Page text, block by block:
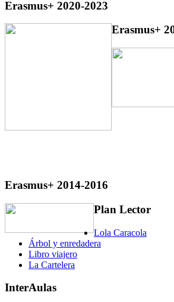
Erasmus+ 2020-2023
Erasmus+
Erasmus+ 2014-2016
Plan Lector
Lola Caracola
Árbol y enredadera
Libro viajero
La Cartelera
InterAulas